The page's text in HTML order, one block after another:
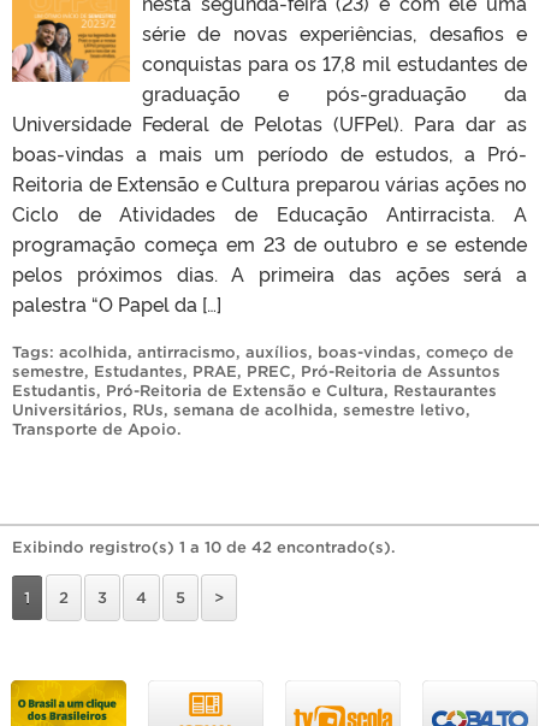
série de novas experiências, desafios e
conquistas para os 17,8 mil estudantes de
graduação e pós-graduação da
Universidade Federal de Pelotas (UFPel). Para dar as
boas-vindas a mais um período de estudos, a Pró-
Reitoria de Extensão e Cultura preparou várias ações no
Ciclo de Atividades de Educação Antirracista. A
programação começa em 23 de outubro e se estende
pelos próximos dias. A primeira das ações será a
palestra “O Papel da […]
Tags: acolhida, antirracismo, auxílios, boas-vindas, começo de
semestre, Estudantes, PRAE, PREC, Pró-Reitoria de Assuntos
Estudantis, Pró-Reitoria de Extensão e Cultura, Restaurantes
Universitários, RUs, semana de acolhida, semestre letivo,
Transporte de Apoio.
Exibindo registro(s) 1 a 10 de 42 encontrado(s).
1 2 3 4 5 >